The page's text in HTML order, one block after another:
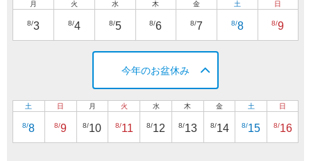
月
8/3
火
8/4
水
8/5
木
8/6
金
8/7
土
8/8
日
8/9
今年のお盆休み
土
8/8
日
8/9
月
8/10
火
8/11
水
8/12
木
8/13
金
8/14
土
8/15
日
8/16